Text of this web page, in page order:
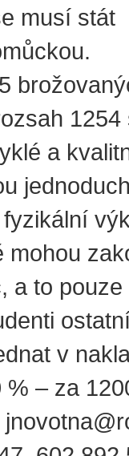
musí stát
1254
a
mohou
a to
v
% – za